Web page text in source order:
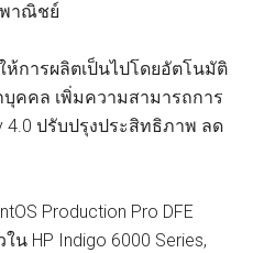
พาณิชย์
ห้การผลิตเป็นไปโดยอัตโนมัติ
คคล เพิ่มความสามารถการ
4.0 ปรับปรุงประสิทธิภาพ ลด
Production Pro DFE
HP Indigo 6000 Series,